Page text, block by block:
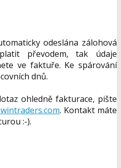
odeslána zálohová
převodem, tak údaje
ve faktuře. Ke spárování
dnů.
ohledně fakturace, pište
. Kontakt máte
:-).